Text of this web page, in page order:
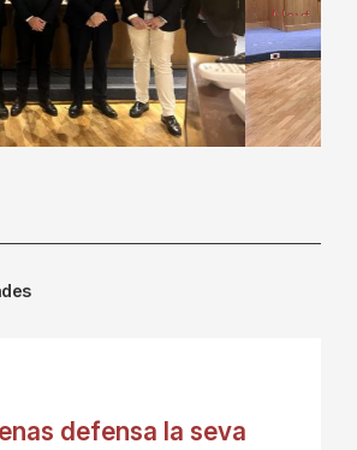
Next
defensa la seva